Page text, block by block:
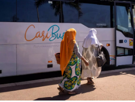
SÉRIE. Histoire des chefs-
Nouméa, une capitale
le nickel et le Pacifique